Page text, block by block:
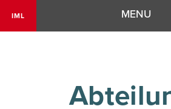
Navigation
IML MENU